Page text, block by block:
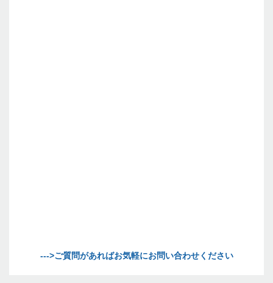
--->ご質問があればお気軽にお問い合わせください